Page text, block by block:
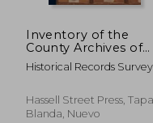
40%
Inventory of the
County Archives of
Indiana; 45 (May
(en Inglés)
Historical Records Survey
Bureau
Hassell Street Press, Tapa
Blanda, Nuevo